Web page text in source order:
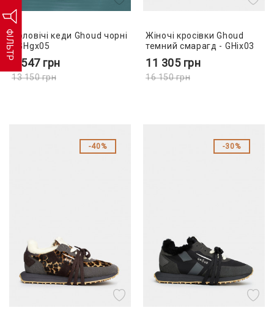
ФІЛЬТРЧоловічі кеди Ghoud чорні
- GHgx05
8 547 грн
13 150грн
Жіночі кросівки Ghoud
темний смарагд - GHix03
11 305 грн
16 150грн
40% 30%